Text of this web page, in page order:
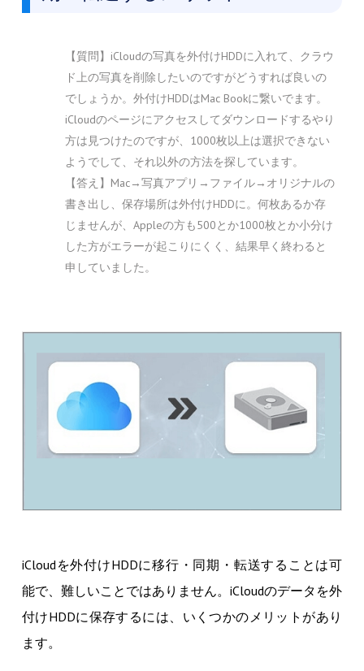
【質問】iCloudの写真を外付けHDDに入れて、クラウ
ド上の写真を削除したいのですがどうすれば良いの
でしょうか。外付けHDDはMac Bookに繋いでます。
iCloudのページにアクセスしてダウンロードするやり
方は見つけたのですが、1000枚以上は選択できない
ようでして、それ以外の方法を探しています。
【答え】Mac→写真アプリ→ファイル→オリジナルの
書き出し、保存場所は外付けHDDに。何枚あるか存
じませんが、Appleの方も500とか1000枚とか小分け
した方がエラーが起こりにくく、結果早く終わると
申していました。
iCloudを外付けHDDに移行・同期・転送することは可
能で、難しいことではありません。iCloudのデータを外
付けHDDに保存するには、いくつかのメリットがあり
ます。